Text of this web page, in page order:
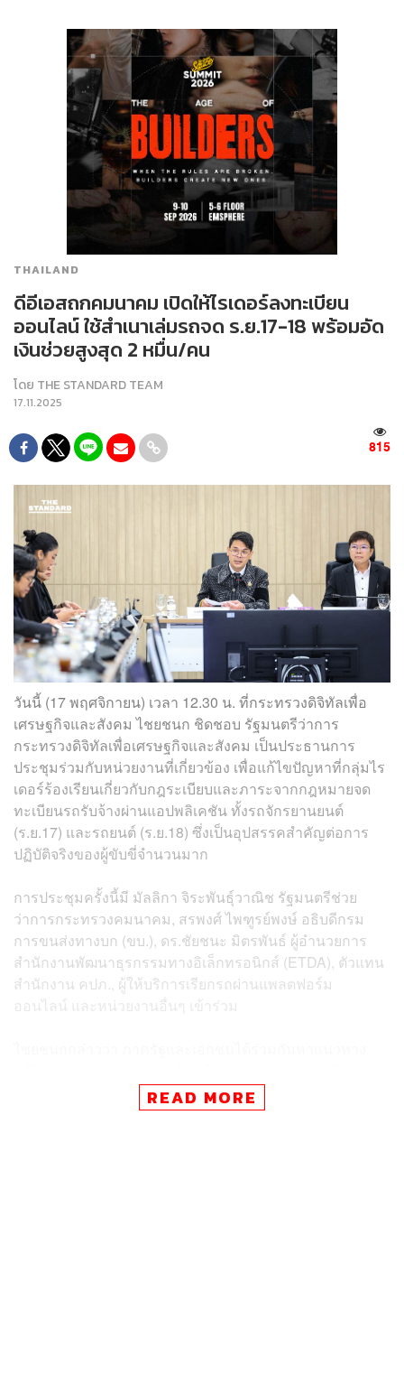
THAILAND
ดีอีเอสถกคมนาคม เปิดให้ไรเดอร์ลงทะเบียน
ออนไลน์ ใช้สำเนาเล่มรถจด ร.ย.17-18 พร้อมอัด
เงินช่วยสูงสุด 2 หมื่น/คน
โดย THE STANDARD TEAM
17.11.2025
815
วันนี้ (17 พฤศจิกายน) เวลา 12.30 น. ที่กระทรวงดิจิทัลเพื่อ
เศรษฐกิจและสังคม ไชยชนก ชิดชอบ รัฐมนตรีว่าการ
กระทรวงดิจิทัลเพื่อเศรษฐกิจและสังคม เป็นประธานการ
ประชุมร่วมกับหน่วยงานที่เกี่ยวข้อง เพื่อแก้ไขปัญหาที่กลุ่มไร
เดอร์ร้องเรียนเกี่ยวกับกฎระเบียบและภาระจากกฎหมายจด
ทะเบียนรถรับจ้างผ่านแอปพลิเคชัน ทั้งรถจักรยานยนต์
(ร.ย.17) และรถยนต์ (ร.ย.18) ซึ่งเป็นอุปสรรคสำคัญต่อการ
ปฏิบัติจริงของผู้ขับขี่จำนวนมาก
การประชุมครั้งนี้มี มัลลิกา จิระพันธุ์วาณิช รัฐมนตรีช่วย
ว่าการกระทรวงคมนาคม, สรพงศ์ ไพฑูรย์พงษ์ อธิบดีกรม
การขนส่งทางบก (ขบ.), ดร.ชัยชนะ มิตรพันธ์ ผู้อำนวยการ
สำนักงานพัฒนาธุรกรรมทางอิเล็กทรอนิกส์ (ETDA), ตัวแทน
สำนักงาน คปภ., ผู้ให้บริการเรียกรถผ่านแพลตฟอร์ม
ออนไลน์ และหน่วยงานอื่นๆ เข้าร่วม
สามารถคลี่คลายได้ทั้งหมด แต่มีมาตรการช่วยลดภาระให้ผู้
READ MORE